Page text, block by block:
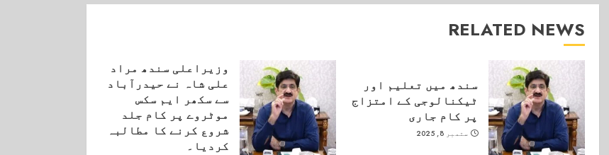
RELATED NEWS
سندھ میں تعلیم اور
ٹیکنالوجی کے امتزاج
پر کام جاری
ستمبر 8, 2025
وزیراعلی سندھ مراد
علی شاہ نے حیدرآباد
سے سکھر ایم سکس
موٹروے پر کام جلد
شروع کرنے کا مطالبہ
کردیا۔